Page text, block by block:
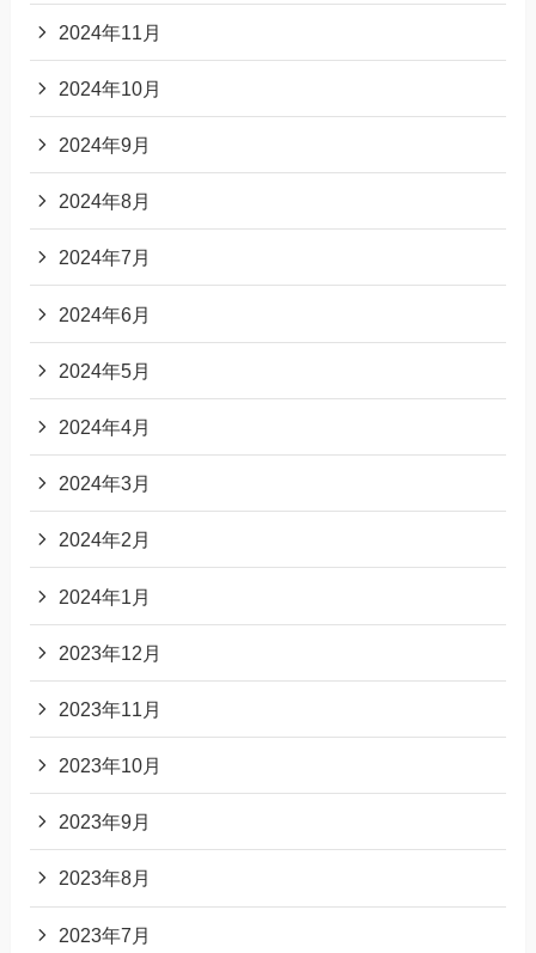
2024年11月
2024年10月
2024年9月
2024年8月
2024年7月
2024年6月
2024年5月
2024年4月
2024年3月
2024年2月
2024年1月
2023年12月
2023年11月
2023年10月
2023年9月
2023年8月
2023年7月